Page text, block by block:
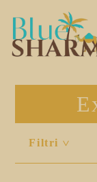
Filtri <